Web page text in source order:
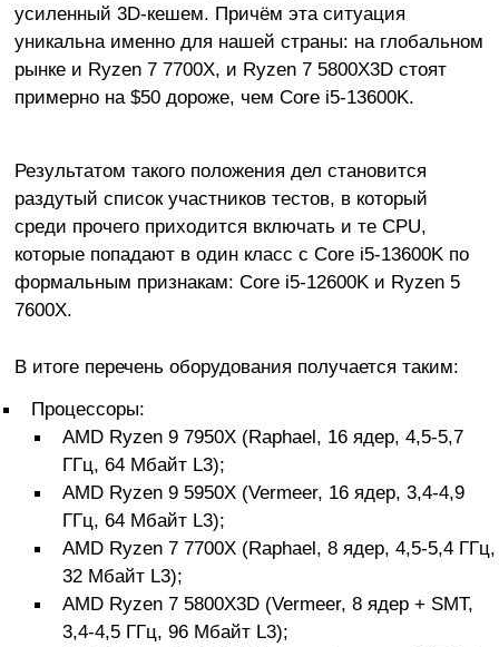
усиленный 3D-кешем. Причём эта ситуация
уникальна именно для нашей страны: на глобальном
рынке и Ryzen 7 7700X, и Ryzen 7 5800X3D стоят
примерно на $50 дороже, чем Core i5-13600K.
Результатом такого положения дел становится
раздутый список участников тестов, в который
среди прочего приходится включать и те CPU,
которые попадают в один класс с Core i5-13600K по
формальным признакам: Core i5-12600K и Ryzen 5
7600X.
В итоге перечень оборудования получается таким:
Процессоры:
AMD Ryzen 9 7950X (Raphael, 16 ядер, 4,5-5,7
ГГц, 64 Мбайт L3);
AMD Ryzen 9 5950X (Vermeer, 16 ядер, 3,4-4,9
ГГц, 64 Мбайт L3);
AMD Ryzen 7 7700X (Raphael, 8 ядер, 4,5-5,4 ГГц,
32 Мбайт L3);
AMD Ryzen 7 5800X3D (Vermeer, 8 ядер + SMT,
3,4-4,5 ГГц, 96 Мбайт L3);